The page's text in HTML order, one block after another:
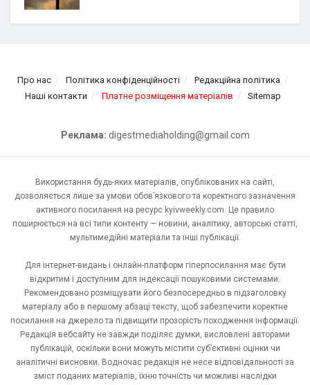
Про нас Політика конфіденційності
Редакційна політика
Наші контакти
Платне розміщення матеріалів Sitemap
Реклама: digestmediaholding@gmail.com
Використання будь-яких матеріалів, опублікованих на сайті,
дозволяється лише за умови обов’язкового та коректного зазначення
активного посилання на ресурс kyivweekly.com. Це правило
поширюється на всі типи контенту — новини, аналітику, авторські статті,
мультимедійні матеріали та інші публікації.
Для інтернет-видань і онлайн-платформ гіперпосилання має бути
відкритим і доступним для індексації пошуковими системами.
Рекомендовано розміщувати його безпосередньо в підзаголовку
матеріалу або в першому абзаці тексту, щоб забезпечити коректне
посилання на джерело та підвищити прозорість походження інформації.
Редакція вебсайту не завжди поділяє думки, висловлені авторами
публікацій, оскільки вони можуть містити суб’єктивні оцінки чи
аналітичні висновки. Водночас редакція не несе відповідальності за
зміст поданих матеріалів, їхню точність чи можливі наслідки